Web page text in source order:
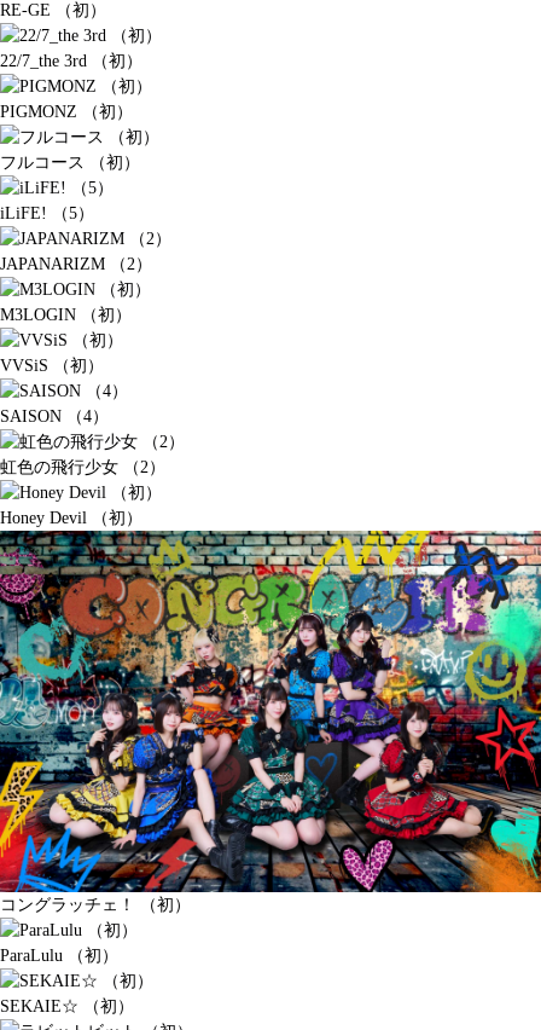
RE-GE （初）
22/7_the 3rd （初）
PIGMONZ （初）
フルコース （初）
iLiFE! （5）
JAPANARIZM （2）
M3LOGIN （初）
VVSiS （初）
SAISON （4）
虹色の飛行少女 （2）
Honey Devil （初）
コングラッチェ！ （初）
ParaLulu （初）
SEKAIE☆ （初）